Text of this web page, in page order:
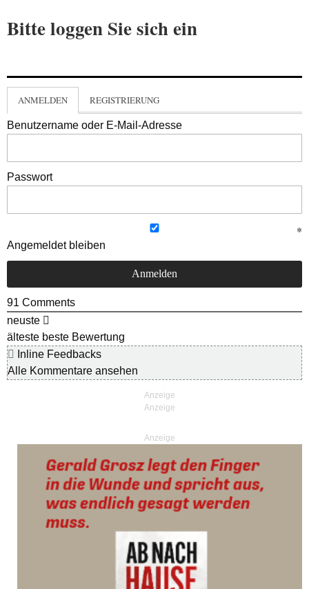
Bitte loggen Sie sich ein
ANMELDEN REGISTRIERUNG
Benutzername oder E-Mail-Adresse
Passwort
Angemeldet bleiben
91 Comments
neuste
älteste beste Bewertung
Inline Feedbacks
Alle Kommentare ansehen
Anzeige